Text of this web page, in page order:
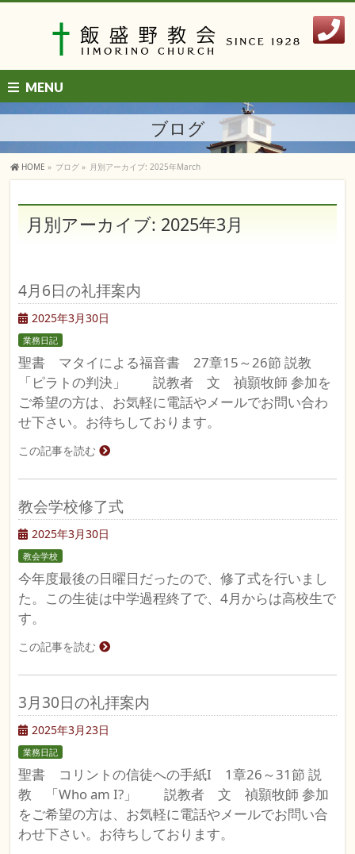
MENU
ブログ
HOME » ブログ » 月別アーカイブ: 2025年March
月別アーカイブ: 2025年3月
4月6日の礼拝案内
2025年3月30日
業務日記
聖書 マタイによる福音書 27章15～26節 説教
「ピラトの判決」 説教者 文 禎顥牧師 参加を
ご希望の方は、お気軽に電話やメールでお問い合わ
せ下さい。お待ちしております。
この記事を読む
教会学校修了式
2025年3月30日
教会学校
今年度最後の日曜日だったので、修了式を行いまし
た。この生徒は中学過程終了で、4月からは高校生で
す。
この記事を読む
3月30日の礼拝案内
2025年3月23日
業務日記
聖書 コリントの信徒への手紙I 1章26～31節 説
教 「Who am I?」 説教者 文 禎顥牧師 参加
をご希望の方は、お気軽に電話やメールでお問い合
わせ下さい。お待ちしております。